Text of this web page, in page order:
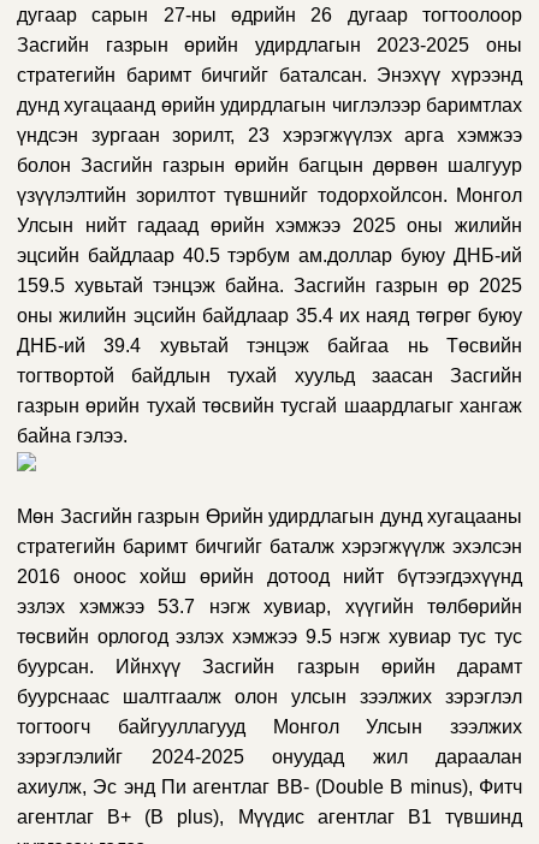
дугаар сарын 27-ны өдрийн 26 дугаар тогтоолоор
Засгийн газрын өрийн удирдлагын 2023-2025 оны
стратегийн баримт бичгийг баталсан. Энэхүү хүрээнд
дунд хугацаанд өрийн удирдлагын чиглэлээр баримтлах
үндсэн зургаан зорилт, 23 хэрэгжүүлэх арга хэмжээ
болон Засгийн газрын өрийн багцын дөрвөн шалгуур
үзүүлэлтийн зорилтот түвшнийг тодорхойлсон. Монгол
Улсын нийт гадаад өрийн хэмжээ 2025 оны жилийн
эцсийн байдлаар 40.5 тэрбум ам.доллар буюу ДНБ-ий
159.5 хувьтай тэнцэж байна. Засгийн газрын өр 2025
оны жилийн эцсийн байдлаар 35.4 их наяд төгрөг буюу
ДНБ-ий 39.4 хувьтай тэнцэж байгаа нь Төсвийн
тогтвортой байдлын тухай хуульд заасан Засгийн
газрын өрийн тухай төсвийн тусгай шаардлагыг хангаж
байна гэлээ.
Мөн Засгийн газрын Өрийн удирдлагын дунд хугацааны
стратегийн баримт бичгийг баталж хэрэгжүүлж эхэлсэн
2016 оноос хойш өрийн дотоод нийт бүтээгдэхүүнд
эзлэх хэмжээ 53.7 нэгж хувиар, хүүгийн төлбөрийн
төсвийн орлогод эзлэх хэмжээ 9.5 нэгж хувиар тус тус
буурсан. Ийнхүү Засгийн газрын өрийн дарамт
буурснаас шалтгаалж олон улсын зээлжих зэрэглэл
тогтоогч байгууллагууд Монгол Улсын зээлжих
зэрэглэлийг 2024-2025 онуудад жил дараалан
ахиулж, Эс энд Пи агентлаг ВВ- (Double B minus), Фитч
агентлаг В+ (B plus), Мүүдис агентлаг В1 түвшинд